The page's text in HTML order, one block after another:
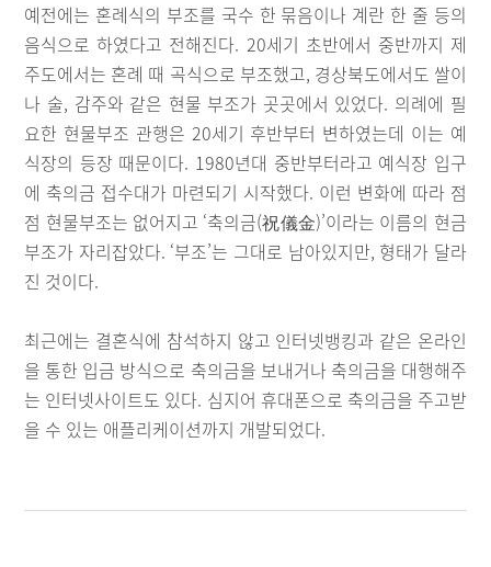
예전에는 혼례식의 부조를 국수 한 묶음이나 계란 한 줄 등의
음식으로 하였다고 전해진다. 20세기 초반에서 중반까지 제
주도에서는 혼례 때 곡식으로 부조했고, 경상북도에서도 쌀이
나 술, 감주와 같은 현물 부조가 곳곳에서 있었다. 의례에 필
요한 현물부조 관행은 20세기 후반부터 변하였는데 이는 예
식장의 등장 때문이다. 1980년대 중반부터라고 예식장 입구
에 축의금 접수대가 마련되기 시작했다. 이런 변화에 따라 점
점 현물부조는 없어지고 ‘축의금(祝儀金)’이라는 이름의 현금
부조가 자리잡았다. ‘부조’는 그대로 남아있지만, 형태가 달라
진 것이다.
최근에는 결혼식에 참석하지 않고 인터넷뱅킹과 같은 온라인
을 통한 입금 방식으로 축의금을 보내거나 축의금을 대행해주
는 인터넷사이트도 있다. 심지어 휴대폰으로 축의금을 주고받
을 수 있는 애플리케이션까지 개발되었다.